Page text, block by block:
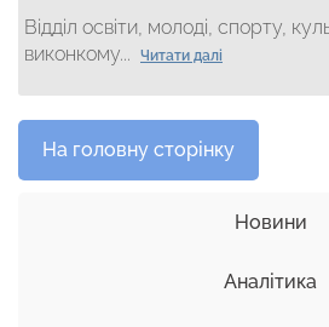
Відділ освіти, молоді, спорту,
виконкому...
Читати далі
На головну сторінку
Новини
Аналітика